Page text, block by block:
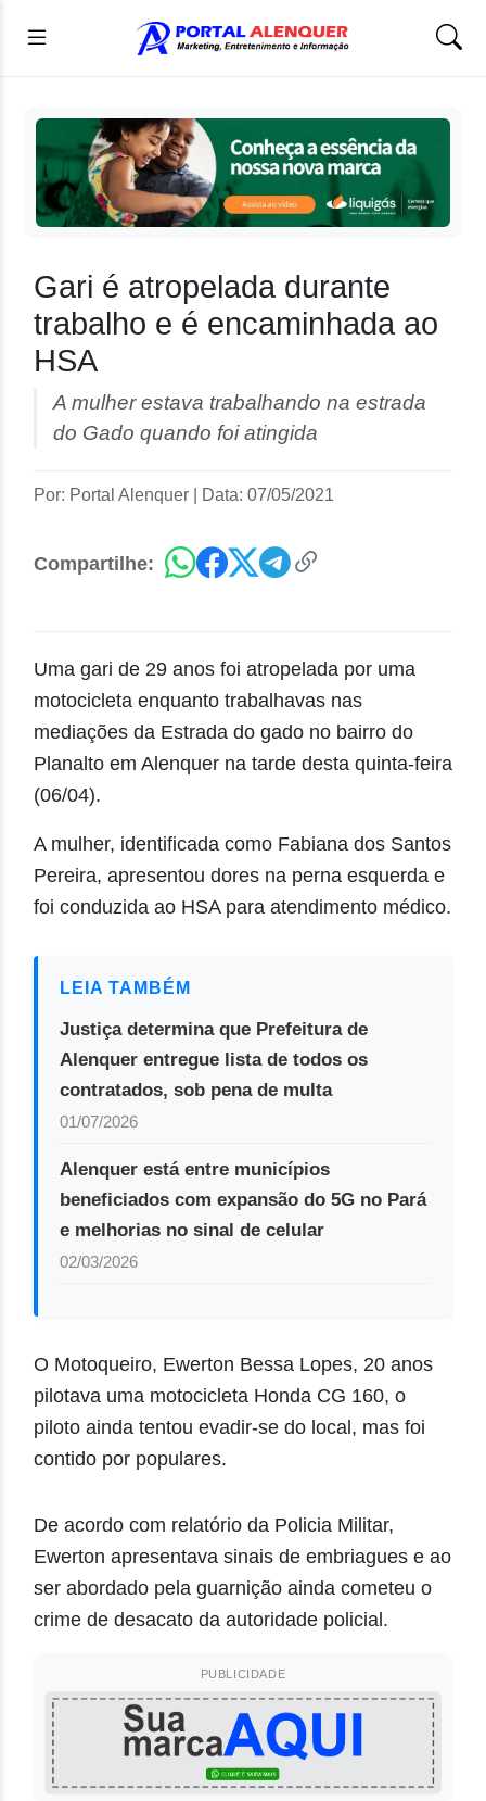
Gari é atropelada durante
trabalho e é encaminhada ao
HSA
A mulher estava trabalhando na estrada
do Gado quando foi atingida
Por: Portal Alenquer Data: 07/05/2021
Compartilhe:
Uma gari de 29 anos foi atropelada por uma
motocicleta enquanto trabalhavas nas
mediações da Estrada do gado no bairro do
Planalto em Alenquer na tarde desta quinta-feira
(06/04).
A mulher, identificada como Fabiana dos Santos
Pereira, apresentou dores na perna esquerda e
foi conduzida ao HSA para atendimento médico.
LEIA TAMBÉM
Justiça determina que Prefeitura de
Alenquer entregue lista de todos os
contratados, sob pena de multa
01/07/2026
Alenquer está entre municípios
beneficiados com expansão do 5G no Pará
e melhorias no sinal de celular
02/03/2026
O Motoqueiro, Ewerton Bessa Lopes, 20 anos
pilotava uma motocicleta Honda CG 160, o
piloto ainda tentou evadir-se do local, mas foi
contido por populares.
De acordo com relatório da Policia Militar,
Ewerton apresentava sinais de embriagues e ao
ser abordado pela guarnição ainda cometeu o
crime de desacato da autoridade policial.
PUBLICIDADE